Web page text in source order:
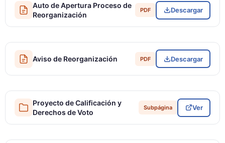
Auto de Apertura Proceso de
Reorganización
PDF Descargar
Aviso de Reorganización PDF Descargar
Proyecto de Calificación y
Derechos de Voto
Subpágina Ver